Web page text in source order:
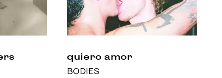
quiero amor
BODIES